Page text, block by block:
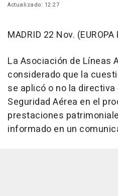
Actualizado: 12:27
MADRID 22 Nov. (EUROPA
La Asociación de Líneas
considerado que la
se aplicó o no la
Seguridad Aérea en el
prestaciones
informado en un